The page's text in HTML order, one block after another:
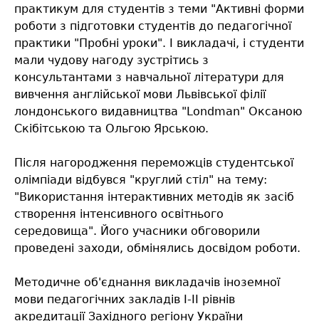
практикум для студентів з теми "Активні форми
роботи з підготовки студентів до педагогічної
практики "Пробні уроки". І викладачі, і студенти
мали чудову нагоду зустрітись з
консультантами з навчальної літератури для
вивчення англійської мови Львівської філії
лондонського видавництва "Londman" Оксаною
Скібітською та Ольгою Ярською.
Після нагородження переможців студентської
олімпіади відбувся "круглий стіл" на тему:
"Використання інтерактивних методів як засіб
створення інтенсивного освітнього
середовища". Його учасники обговорили
проведені заходи, обмінялись досвідом роботи.
Методичне об'єднання викладачів іноземної
мови педагогічних закладів І-ІІ рівнів
акредитації Західного регіону України